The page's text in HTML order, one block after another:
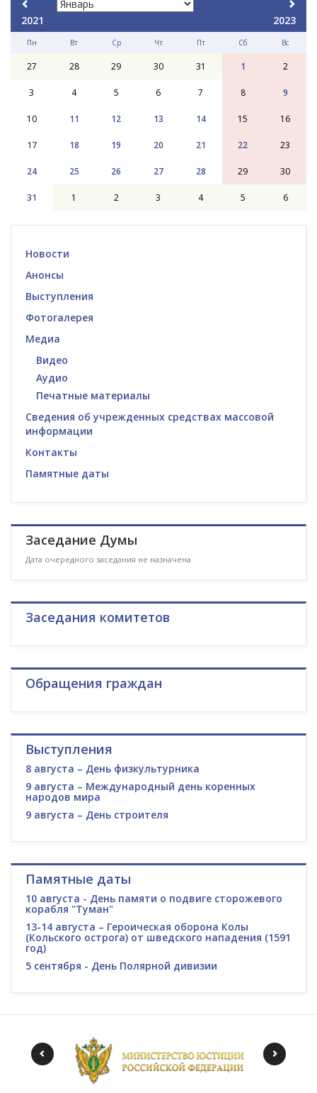
2021 2023
Пн Вт Ср Чт Пт Сб Вс
27 28 29 30 31 1 2
3 4 5 6 7 8 9
10 11 12 13 14 15 16
17 18 19 20 21 22 23
24 25 26 27 28 29 30
31 1 2 3 4 5 6
Новости
Анонсы
Выступления
Фотогалерея
Медиа
Видео
Аудио
Печатные материалы
Сведения об учрежденных средствах массовой
информации
Контакты
Памятные даты
Заседание Думы
Дата очередного заседания не назначена
Заседания комитетов
Обращения граждан
Выступления
8 августа – День физкультурника
9 августа – Международный день коренных
народов мира
9 августа – День строителя
Памятные даты
10 августа - День памяти о подвиге сторожевого
корабля "Туман"
13-14 августа – Героическая оборона Колы
(Кольского острога) от шведского нападения (1591
год)
5 сентября - День Полярной дивизии